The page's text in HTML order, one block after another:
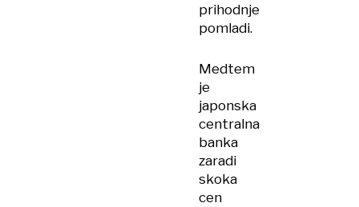
prihodnje
pomladi.
Medtem
je
japonska
centralna
banka
zaradi
skoka
cen